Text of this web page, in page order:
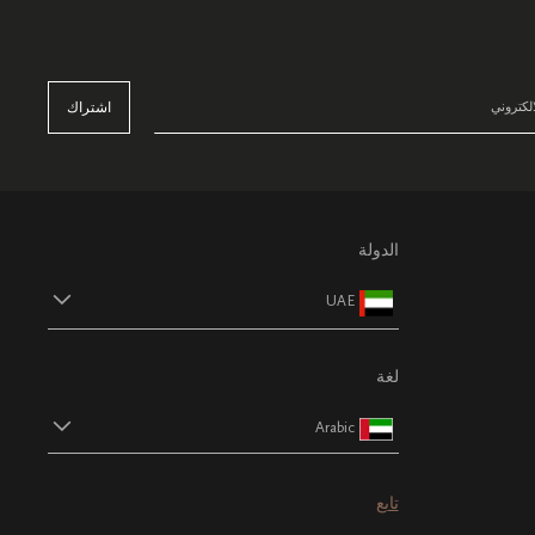
اشتراك
الدولة
UAE
لغة
Arabic
تابع